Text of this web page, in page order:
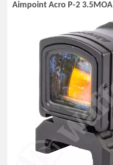
Aimpoint Acro P-2 3.5MOA